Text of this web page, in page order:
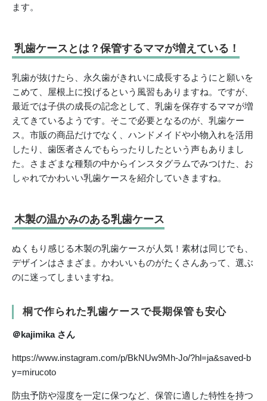
ます。
乳歯ケースとは？保管するママが増えている！
乳歯が抜けたら、永久歯がきれいに成長するようにと願いを
こめて、屋根上に投げるという風習もありますね。ですが、
最近では子供の成長の記念として、乳歯を保存するママが増
えてきているようです。そこで必要となるのが、乳歯ケー
ス。市販の商品だけでなく、ハンドメイドや小物入れを活用
したり、歯医者さんでもらったりしたという声もありまし
た。さまざまな種類の中からインスタグラムでみつけた、お
しゃれでかわいい乳歯ケースを紹介していきますね。
木製の温かみのある乳歯ケース
ぬくもり感じる木製の乳歯ケースが人気！素材は同じでも、
デザインはさまざま。かわいいものがたくさんあって、選ぶ
のに迷ってしまいますね。
桐で作られた乳歯ケースで長期保管も安心
＠kajimika さん
https://www.instagram.com/p/BkNUw9Mh-Jo/?hl=ja&saved-b
y=mirucoto
防虫予防や湿度を一定に保つなど、保管に適した特性を持つ